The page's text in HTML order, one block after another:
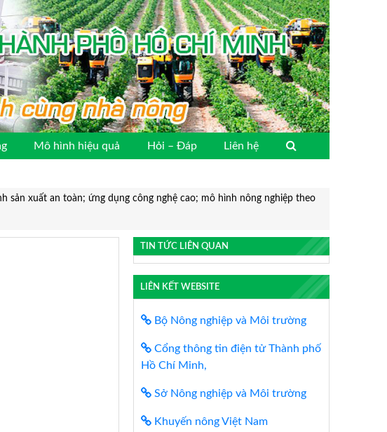
Mô hình hiệu quả Hỏi – Đáp Liên hệ
sản xuất an toàn; ứng dụng công nghệ cao; mô hình nông nghiệp theo
TIN TỨC LIÊN QUAN
LIÊN KẾT WEBSITE
Bộ Nông nghiệp và Môi trường
Cổng thông tin điện tử Thành phố
Hồ Chí Minh,
Sở Nông nghiệp và Môi trường
Khuyến nông Việt Nam